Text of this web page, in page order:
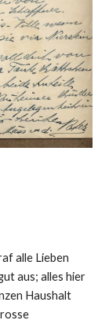
alle Lieben
aus; alles hier
Haushalt